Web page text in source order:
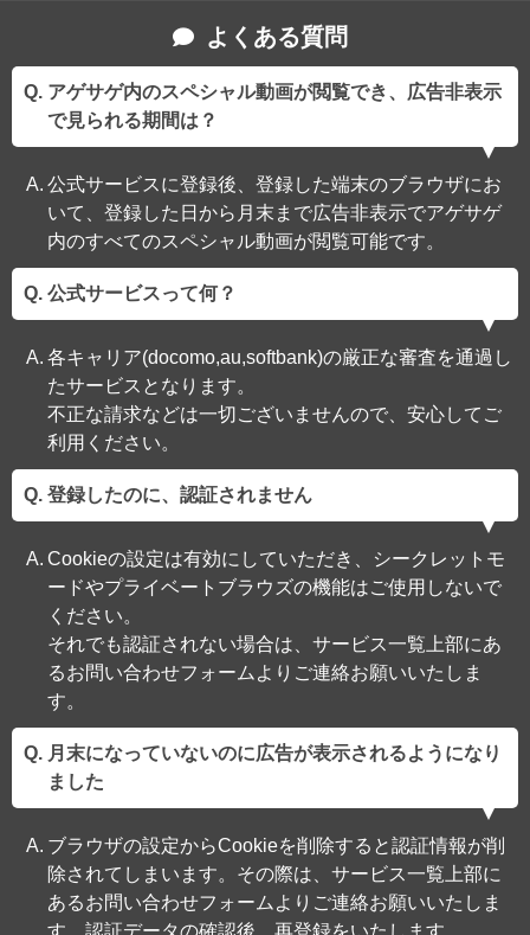
よくある質問
アゲサゲ内のスペシャル動画が閲覧でき、広告非表示
で見られる期間は？
公式サービスに登録後、登録した端末のブラウザにお
いて、登録した日から月末まで広告非表示でアゲサゲ
内のすべてのスペシャル動画が閲覧可能です。
公式サービスって何？
各キャリア(docomo,au,softbank)の厳正な審査を通過し
たサービスとなります。
不正な請求などは一切ございませんので、安心してご
利用ください。
登録したのに、認証されません
Cookieの設定は有効にしていただき、シークレットモ
ードやプライベートブラウズの機能はご使用しないで
ください。
それでも認証されない場合は、サービス一覧上部にあ
るお問い合わせフォームよりご連絡お願いいたしま
す。
月末になっていないのに広告が表示されるようになり
ました
ブラウザの設定からCookieを削除すると認証情報が削
除されてしまいます。その際は、サービス一覧上部に
あるお問い合わせフォームよりご連絡お願いいたしま